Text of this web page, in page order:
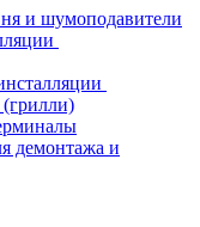
и шумоподавители
демонтажа и